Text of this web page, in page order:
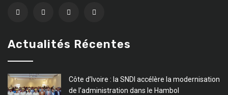
Actualités Récentes
Côte d’Ivoire : la SNDI accélère la modernisation
de l’administration dans le Hambol